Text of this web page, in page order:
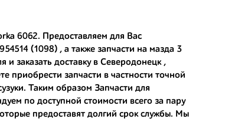
дорогам;
6062. Предоставляем для Вас
(1098) , а также запчасти на мазда 3
заказать доставку в Северодонецк ,
приобрести запчасти в частности точной
. Таким образом Запчасти для
по доступной стоимости всего за пару
предоставят долгий срок службы. Мы